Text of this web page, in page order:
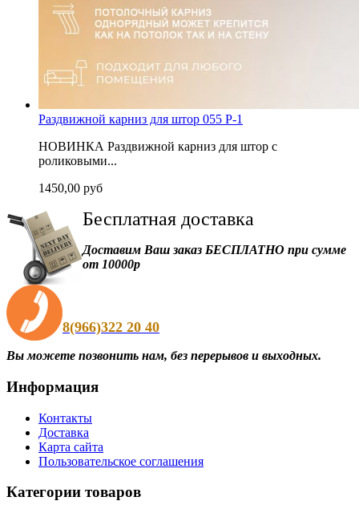
Раздвижной карниз для штор 055 P-1
НОВИНКА Раздвижной карниз для штор с
роликовыми...
1450,00 руб
Бесплатная доставка
Доставим Ваш заказ БЕСПЛАТНО при сумме
от 10000р
8(966)322 20 40
Вы можете позвонить нам, без перерывов и выходных.
Информация
Контакты
Доставка
Карта сайта
Пользовательское соглашения
Категории товаров